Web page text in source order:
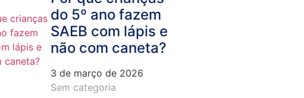
do 5º ano fazem
SAEB com lápis e
não com caneta?
3 de março de 2026
Sem categoria